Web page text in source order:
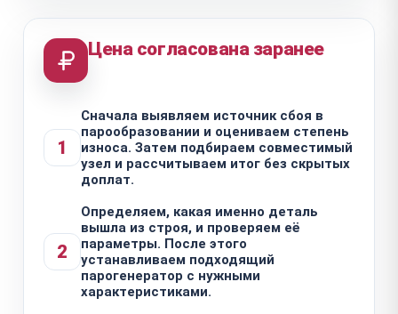
Цена согласована заранее
1
Сначала выявляем источник сбоя в
парообразовании и оцениваем степень
износа. Затем подбираем совместимый
узел и рассчитываем итог без скрытых
доплат.
2
Определяем, какая именно деталь
вышла из строя, и проверяем её
параметры. После этого
устанавливаем подходящий
парогенератор с нужными
характеристиками.